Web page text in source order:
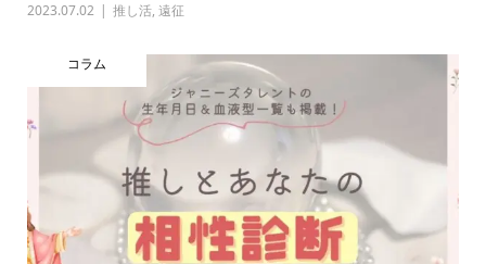
2023.07.02 推し活, 遠征
コラム